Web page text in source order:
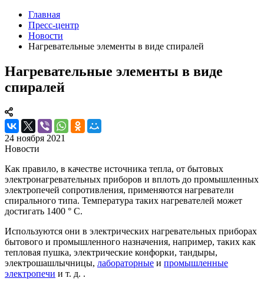
Главная
Пресс-центр
Новости
Нагревательные элементы в виде спиралей
Нагревательные элементы в виде
спиралей
24 ноября 2021
Новости
Как правило, в качестве источника тепла, от бытовых
электронагревательных приборов и вплоть до промышленных
электропечей сопротивления, применяются нагреватели
спирального типа. Температура таких нагревателей может
достигать 1400 ° C.
Используются они в электрических нагревательных приборах
бытового и промышленного назначения, например, таких как
тепловая пушка, электрические конфорки, тандыры,
электрошашлычницы, лабораторные и промышленные
электропечи и т. д. .